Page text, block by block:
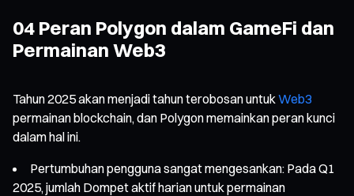
04 Peran Polygon dalam GameFi dan
Permainan Web3
Tahun 2025 akan menjadi tahun terobosan untukWeb3
permainan blockchain, dan Polygon memainkan peran kunci
dalam hal ini.
Pertumbuhan pengguna sangat mengesankan: Pada Q1
2025, jumlah Dompet aktif harian untuk permainan